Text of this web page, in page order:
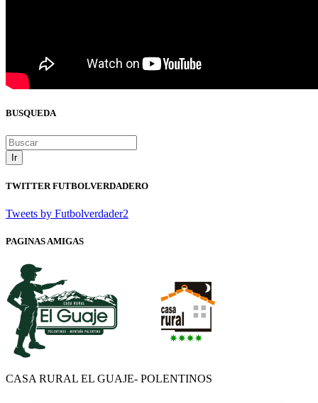
BUSQUEDA
Ir
TWITTER FUTBOLVERDADERO
Tweets by Futbolverdader2
PAGINAS AMIGAS
CASA RURAL EL GUAJE- POLENTINOS